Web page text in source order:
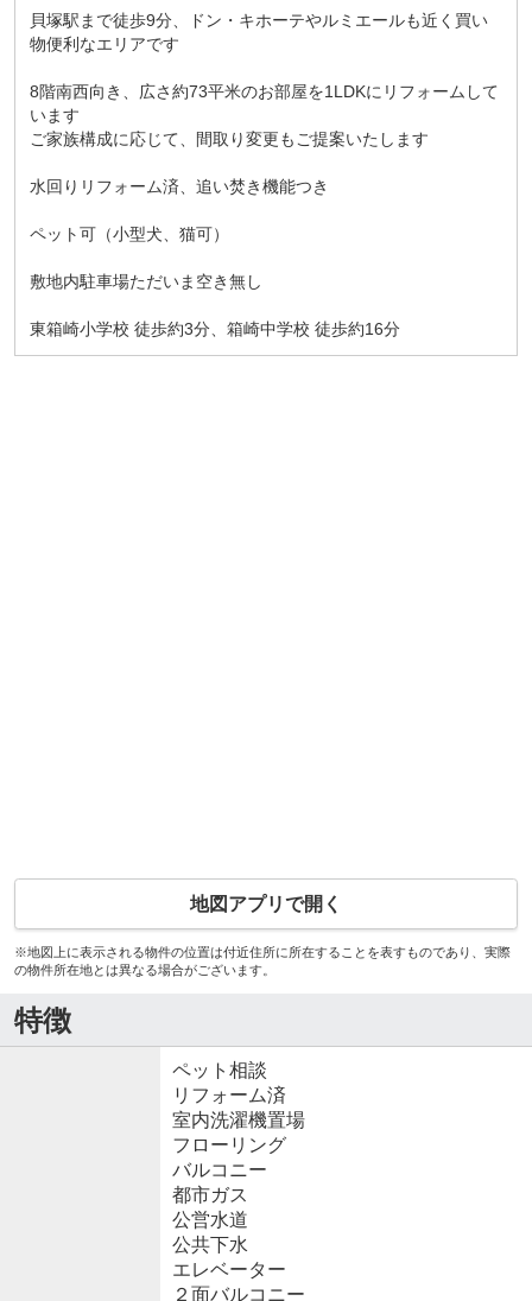
貝塚駅まで徒歩9分、ドン・キホーテやルミエールも近く買い
物便利なエリアです
8階南西向き、広さ約73平米のお部屋を1LDKにリフォームして
います
ご家族構成に応じて、間取り変更もご提案いたします
水回りリフォーム済、追い焚き機能つき
ペット可（小型犬、猫可）
敷地内駐車場ただいま空き無し
東箱崎小学校 徒歩約3分、箱崎中学校 徒歩約16分
地図アプリで開く
※地図上に表示される物件の位置は付近住所に所在することを表すものであり、実際
の物件所在地とは異なる場合がございます。
特徴
ペット相談
リフォーム済
室内洗濯機置場
フローリング
バルコニー
都市ガス
公営水道
公共下水
エレベーター
２面バルコニー